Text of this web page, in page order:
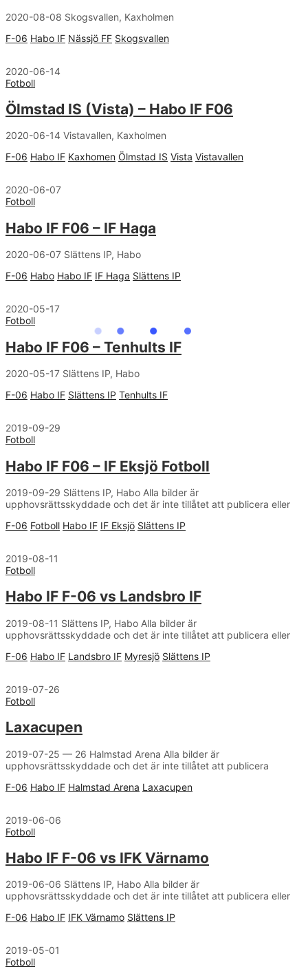
2020-08-08 Skogsvallen, Kaxholmen
F-06 Habo IF Nässjö FF Skogsvallen
2020-06-14
Fotboll
Ölmstad IS (Vista) – Habo IF F06
2020-06-14 Vistavallen, Kaxholmen
F-06 Habo IF Kaxhomen Ölmstad IS Vista Vistavallen
2020-06-07
Fotboll
Habo IF F06 – IF Haga
2020-06-07 Slättens IP, Habo
F-06 Habo Habo IF IF Haga Slättens IP
2020-05-17
Fotboll
Habo IF F06 – Tenhults IF
2020-05-17 Slättens IP, Habo
F-06 Habo IF Slättens IP Tenhults IF
2019-09-29
Fotboll
Habo IF F06 – IF Eksjö Fotboll
2019-09-29 Slättens IP, Habo Alla bilder är
upphovsrättsskyddade och det är inte tillåtet att publicera eller
F-06 Fotboll Habo IF IF Eksjö Slättens IP
2019-08-11
Fotboll
Habo IF F-06 vs Landsbro IF
2019-08-11 Slättens IP, Habo Alla bilder är
upphovsrättsskyddade och det är inte tillåtet att publicera eller
F-06 Habo IF Landsbro IF Myresjö Slättens IP
2019-07-26
Fotboll
Laxacupen
2019-07-25 — 26 Halmstad Arena Alla bilder är
upphovsrättsskyddade och det är inte tillåtet att publicera
F-06 Habo IF Halmstad Arena Laxacupen
2019-06-06
Fotboll
Habo IF F-06 vs IFK Värnamo
2019-06-06 Slättens IP, Habo Alla bilder är
upphovsrättsskyddade och det är inte tillåtet att publicera eller
F-06 Habo IF IFK Värnamo Slättens IP
2019-05-01
Fotboll